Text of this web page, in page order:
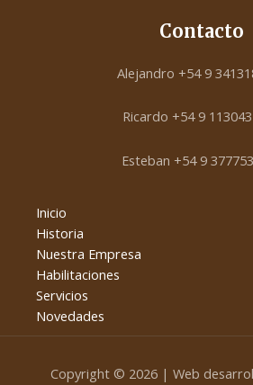
Contacto
Alejandro +54 9
Ricardo +54 9
Esteban +54 9
Inicio
Historia
Nuestra Empresa
Habilitaciones
Servicios
Novedades
Copyright © 2026 | Web